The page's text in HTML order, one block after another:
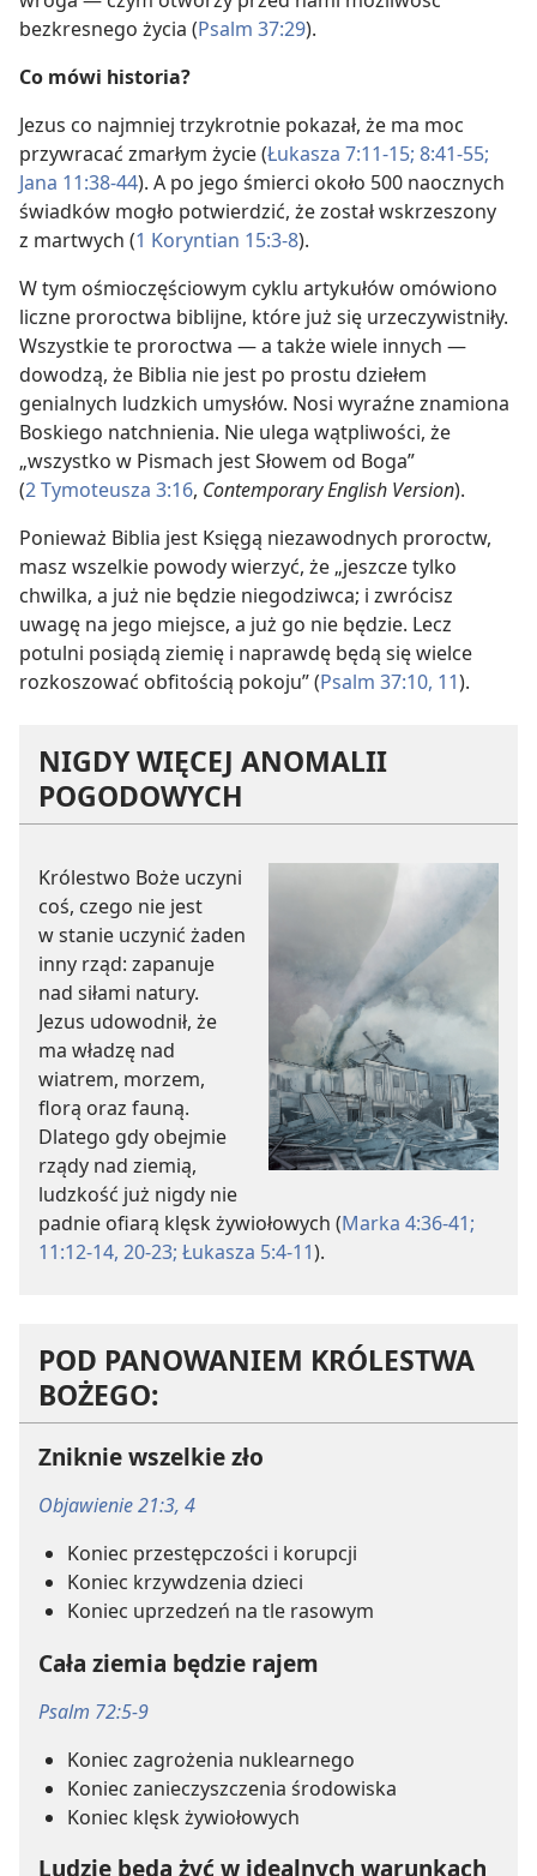
bezkresnego życia (Psalm 37:29).
Co mówi historia?
Jezus co najmniej trzykrotnie pokazał, że ma moc
przywracać zmarłym życie (Łukasza 7:11-15; 8:41-55;
Jana 11:38-44). A po jego śmierci około 500 naocznych
świadków mogło potwierdzić, że został wskrzeszony
z martwych (1 Koryntian 15:3-8).
W tym ośmioczęściowym cyklu artykułów omówiono
liczne proroctwa biblijne, które już się urzeczywistniły.
Wszystkie te proroctwa — a także wiele innych —
dowodzą, że Biblia nie jest po prostu dziełem
genialnych ludzkich umysłów. Nosi wyraźne znamiona
Boskiego natchnienia. Nie ulega wątpliwości, że
„wszystko w Pismach jest Słowem od Boga”
(2 Tymoteusza 3:16, Contemporary English Version).
Ponieważ Biblia jest Księgą niezawodnych proroctw,
masz wszelkie powody wierzyć, że „jeszcze tylko
chwilka, a już nie będzie niegodziwca; i zwrócisz
uwagę na jego miejsce, a już go nie będzie. Lecz
potulni posiądą ziemię i naprawdę będą się wielce
rozkoszować obfitością pokoju” (Psalm 37:10, 11).
NIGDY WIĘCEJ ANOMALII
POGODOWYCH
Królestwo Boże uczyni
coś, czego nie jest
w stanie uczynić żaden
inny rząd: zapanuje
nad siłami natury.
Jezus udowodnił, że
ma władzę nad
wiatrem, morzem,
florą oraz fauną.
Dlatego gdy obejmie
rządy nad ziemią,
ludzkość już nigdy nie
padnie ofiarą klęsk żywiołowych (Marka 4:36-41;
11:12-14, 20-23; Łukasza 5:4-11).
POD PANOWANIEM KRÓLESTWA
BOŻEGO:
Zniknie wszelkie zło
Objawienie 21:3, 4
Koniec przestępczości i korupcji
Koniec krzywdzenia dzieci
Koniec uprzedzeń na tle rasowym
Cała ziemia będzie rajem
Psalm 72:5-9
Koniec zagrożenia nuklearnego
Koniec zanieczyszczenia środowiska
Koniec klęsk żywiołowych
Ludzie będą żyć w idealnych warunkach